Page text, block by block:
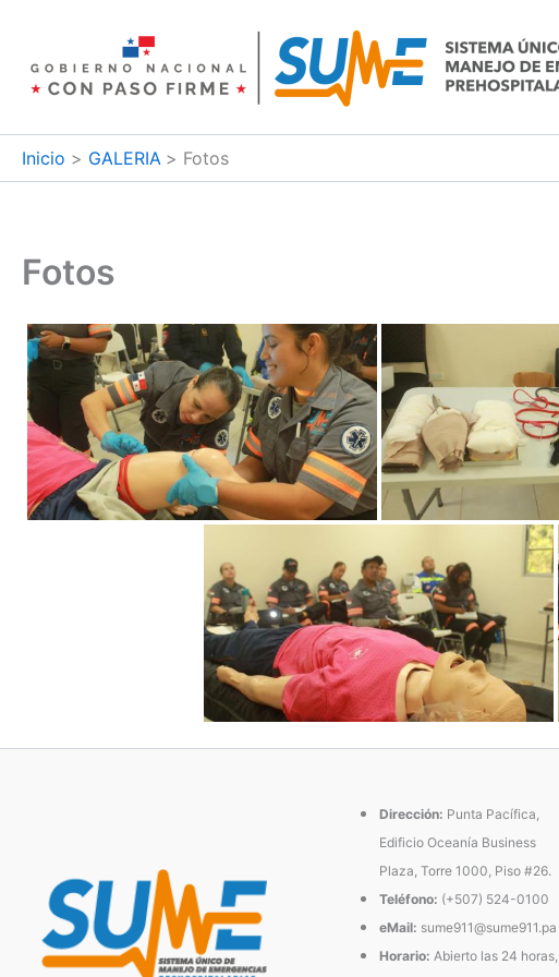
contenido
Inicio GALERIA Fotos
Fotos
Dirección: Punta Pacífica,
Edificio Oceanía Business
Plaza, Torre 1000, Piso #26.
Teléfono: (+507) 524-0100
eMail: sume911@sume911.pa
Horario: Abierto las 24 horas,